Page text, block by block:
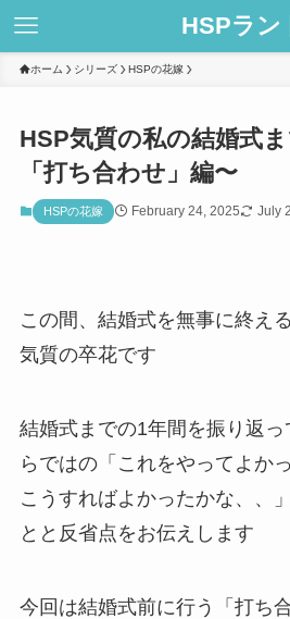
HSPラン
ホーム シリーズ HSPの花嫁
HSP気質の私の結婚式
「打ち合わせ」編〜
HSPの花嫁 February 24, 2025 July
この間、結婚式を無事に終え
気質の卒花です
結婚式までの1年間を振り返
らではの「これをやってよか
こうすればよかったかな、、
とと反省点をお伝えします
今回は結婚式前に行う「打ち